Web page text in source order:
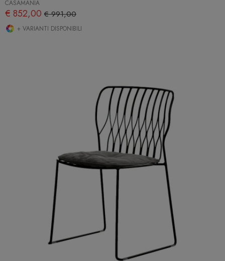
CASAMANIA
€ 852,00 € 991,00
+ VARIANTI DISPONIBILI